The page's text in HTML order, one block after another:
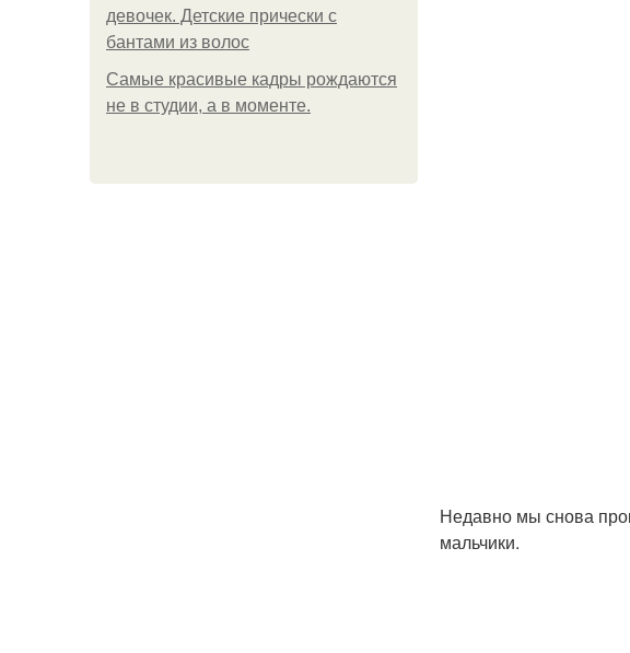
девочек. Детские прически с
бантами из волос
Самые красивые кадры рождаются
не в студии, а в моменте.
Недавно мы снова
мальчики.